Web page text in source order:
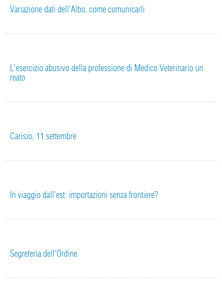
Variazione dati dell'Albo, come comunicarli
L'esercizio abusivo della professione di Medico Veterinario un
reato
Carisio, 11 settembre
In viaggio dall'est: importazioni senza frontiere?
Segreteria dell'Ordine